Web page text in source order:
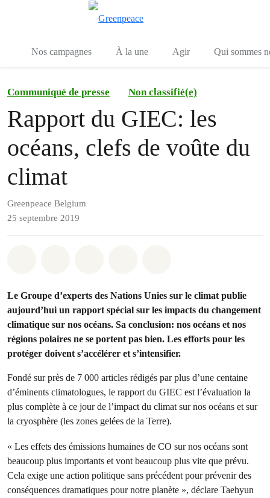
Nos campagnes À la une Agir Qui sommes
Communiqué de presse Non classifié(e)
Rapport du GIEC: les
océans, clefs de voûte du
climat
Greenpeace Belgium
25 septembre 2019
Le Groupe d’experts des Nations Unies sur le climat publie
aujourd’hui un rapport spécial sur les impacts du changement
climatique sur nos océans. Sa conclusion: nos océans et nos
régions polaires ne se portent pas bien. Les efforts pour les
protéger doivent s’accélérer et s’intensifier.
Fondé sur près de 7 000 articles rédigés par plus d’une centaine
d’éminents climatologues, le rapport du GIEC est l’évaluation la
plus complète à ce jour de l’impact du climat sur nos océans et sur
la cryosphère (les zones gelées de la Terre).
« Les effets des émissions humaines de CO sur nos océans sont
beaucoup plus importants et vont beaucoup plus vite que prévu.
Cela exige une action politique sans précédent pour prévenir des
conséquences dramatiques pour notre planète », déclare Taehyun